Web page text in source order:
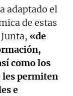
adaptado el
de estas
«de
como los
les permiten
e